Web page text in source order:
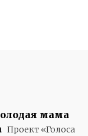
мама
Проект «Голоса